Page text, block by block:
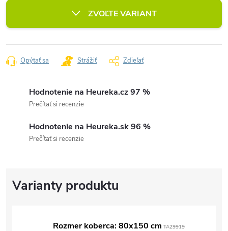
cena:
ZVOĽTE VARIANT
Opýtať sa Strážiť Zdieľať
Hodnotenie na Heureka.cz 97 %
Prečítať si recenzie
Hodnotenie na Heureka.sk 96 %
Prečítať si recenzie
Rozmer koberca: 80x150 cm TA29919